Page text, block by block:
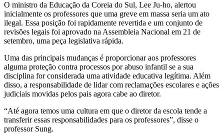
O ministro da Educação da Coreia do Sul, Lee Ju-ho, alertou
inicialmente os professores que uma greve em massa seria um ato
ilegal. Essa posição foi rapidamente revertida e um conjunto de
revisões legais foi aprovado na Assembleia Nacional em 21 de
setembro, uma peça legislativa rápida.
Uma das principais mudanças é proporcionar aos professores
alguma proteção contra processos por abuso infantil se a sua
disciplina for considerada uma atividade educativa legítima. Além
disso, a responsabilidade de lidar com reclamações escolares e ações
judiciais movidas pelos pais agora cabe ao diretor.
“Até agora temos uma cultura em que o diretor da escola tende a
transferir essas responsabilidades para os professores”, disse o
professor Sung.